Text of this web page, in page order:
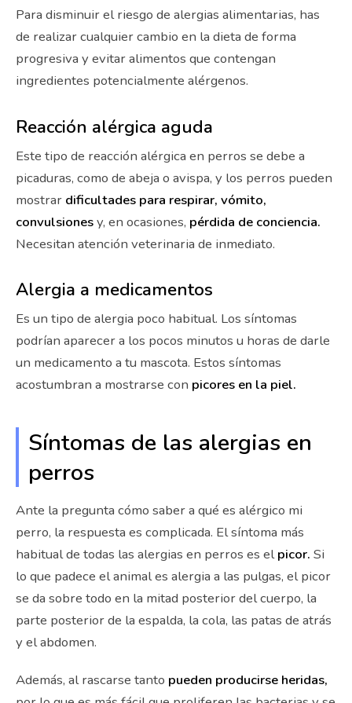
Para disminuir el riesgo de alergias alimentarias, has
de realizar cualquier cambio en la dieta de forma
progresiva y evitar alimentos que contengan
ingredientes potencialmente alérgenos.
Reacción alérgica aguda
Este tipo de reacción alérgica en perros se debe a
picaduras, como de abeja o avispa, y los perros pueden
mostrar dificultades para respirar, vómito,
convulsionesy, en ocasiones, pérdida de conciencia.
Necesitan atención veterinaria de inmediato.
Alergia a medicamentos
Es un tipo de alergia poco habitual. Los síntomas
podrían aparecer a los pocos minutos u horas de darle
un medicamento a tu mascota. Estos síntomas
acostumbran a mostrarse con picores en la piel.
Síntomas de las alergias en
perros
Ante la pregunta cómo saber a qué es alérgico mi
perro, la respuesta es complicada. El síntoma más
habitual de todas las alergias en perros es elpicor. Si
lo que padece el animal es alergia a las pulgas, el picor
se da sobre todo en la mitad posterior del cuerpo, la
parte posterior de la espalda, la cola, las patas de atrás
y el abdomen.
Además, al rascarse tanto pueden producirse heridas,